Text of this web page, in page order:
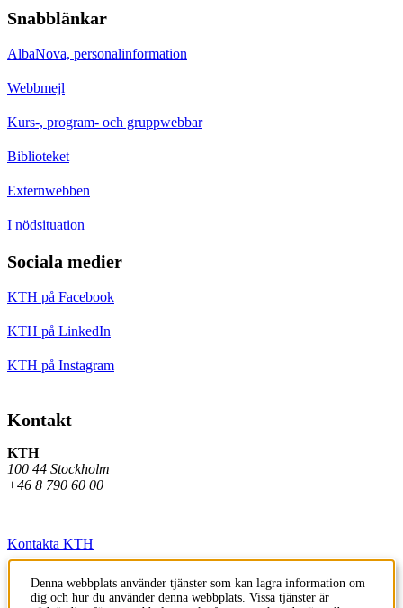
Snabblänkar
AlbaNova, personalinformation
Webbmejl
Kurs-, program- och gruppwebbar
Biblioteket
Externwebben
I nödsituation
Sociala medier
KTH på Facebook
KTH på LinkedIn
KTH på Instagram
Kontakt
KTH
100 44 Stockholm
+46 8 790 60 00
Kontakta KTH
Jobba på KTH
Denna webbplats använder tjänster som kan lagra information om
dig och hur du använder denna webbplats. Vissa tjänster är